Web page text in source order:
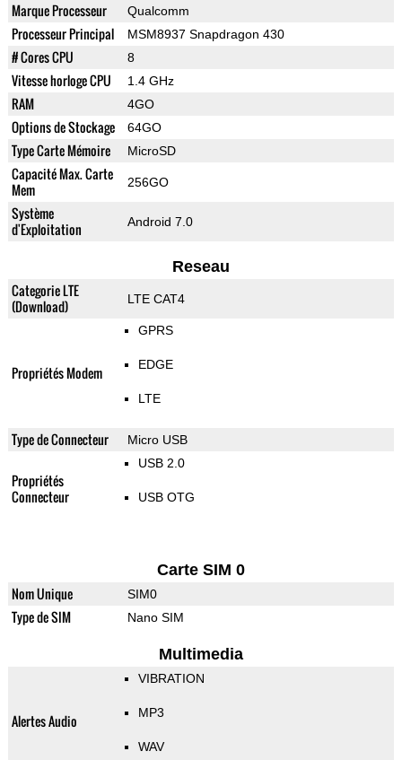
Marque Processeur Qualcomm
Processeur Principal MSM8937 Snapdragon 430
# Cores CPU 8
Vitesse horloge CPU 1.4 GHz
RAM 4GO
Options de Stockage 64GO
Type Carte Mémoire MicroSD
Capacité Max. Carte
Mem
256GO
Système
d'Exploitation
Android 7.0
Reseau
Categorie LTE
(Download)
LTE CAT4
Propriétés Modem
GPRS
EDGE
LTE
Type de Connecteur Micro USB
Propriétés
Connecteur
USB 2.0
USB OTG
Carte SIM 0
Nom Unique SIM0
Type de SIM Nano SIM
Multimedia
Alertes Audio
VIBRATION
MP3
WAV